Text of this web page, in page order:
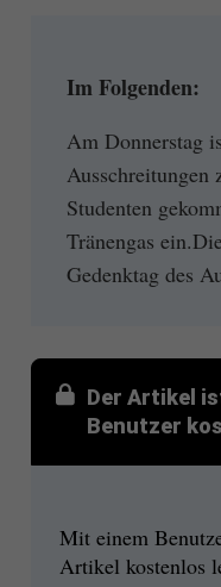
Im Folgenden:
Am Donnerstag
Ausschreitungen
Studenten
Tränengas
Gedenktag des
Der Artikel
Benutzer
Mit einem
Artikel kostenlos